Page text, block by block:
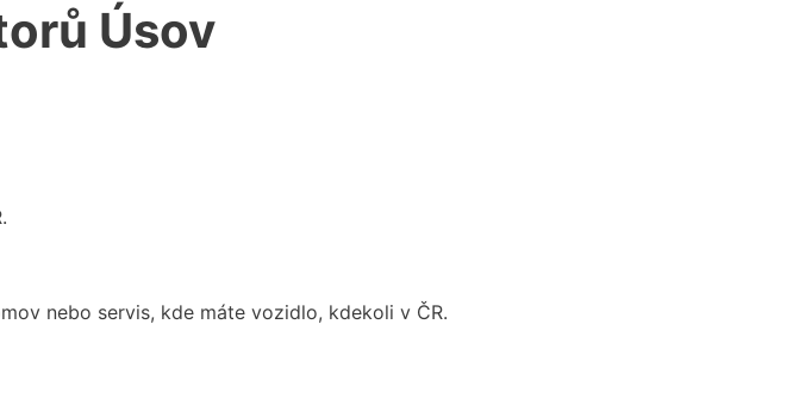
Úsov
nebo servis, kde máte vozidlo, kdekoli v ČR.